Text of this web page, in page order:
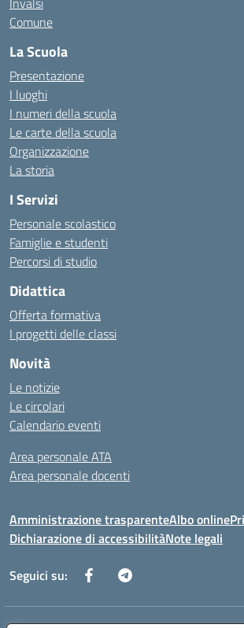
Comune
La Scuola
Presentazione
I luoghi
I numeri della scuola
Le carte della scuola
Organizzazione
La storia
I Servizi
Personale scolastico
Famiglie e studenti
Percorsi di studio
Didattica
Offerta formativa
I progetti delle classi
Novità
Le notizie
Le circolari
Calendario eventi
Area personale ATA
Area personale docenti
Amministrazione trasparenteAlbo online
Dichiarazione di accessibilitàNote legali
Seguici su: